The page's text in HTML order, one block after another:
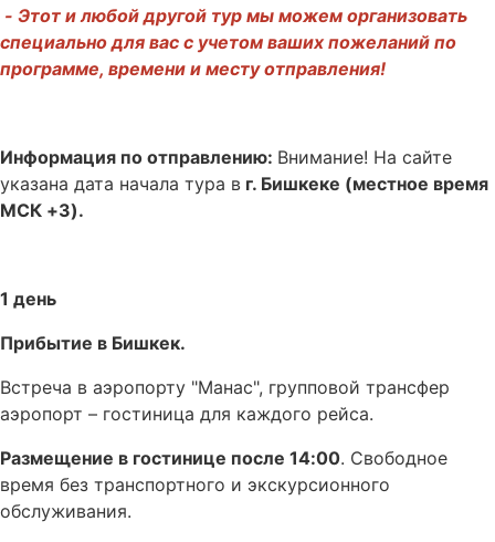
- Этот и любой другой тур мы можем организовать
специально для вас с учетом ваших пожеланий по
программе, времени и месту отправления!
Информация по отправлению: Внимание! На сайте
указана дата начала тура в г. Бишкеке (местное время
МСК +3).
1 день
Прибытие в Бишкек.
Встреча в аэропорту "Манас", групповой трансфер
аэропорт – гостиница для каждого рейса.
Размещение в гостинице после 14:00. Свободное
время без транспортного и экскурсионного
обслуживания.